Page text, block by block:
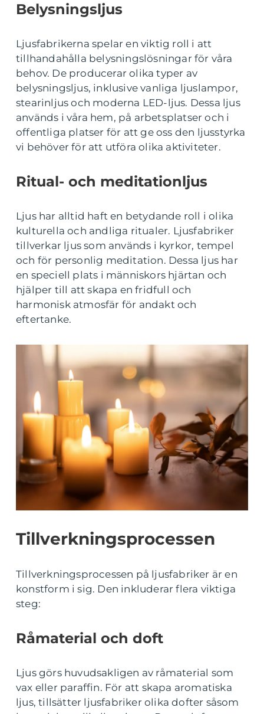
Belysningsljus
Ljusfabrikerna spelar en viktig roll i att
tillhandahålla belysningslösningar för våra
behov. De producerar olika typer av
belysningsljus, inklusive vanliga ljuslampor,
stearinljus och moderna LED-ljus. Dessa ljus
används i våra hem, på arbetsplatser och i
offentliga platser för att ge oss den ljusstyrka
vi behöver för att utföra olika aktiviteter.
Ritual- och meditationljus
Ljus har alltid haft en betydande roll i olika
kulturella och andliga ritualer. Ljusfabriker
tillverkar ljus som används i kyrkor, tempel
och för personlig meditation. Dessa ljus har
en speciell plats i människors hjärtan och
hjälper till att skapa en fridfull och
harmonisk atmosfär för andakt och
eftertanke.
Tillverkningsprocessen
Tillverkningsprocessen på ljusfabriker är en
konstform i sig. Den inkluderar flera viktiga
steg:
Råmaterial och doft
Ljus görs huvudsakligen av råmaterial som
vax eller paraffin. För att skapa aromatiska
ljus, tillsätter ljusfabriker olika dofter såsom